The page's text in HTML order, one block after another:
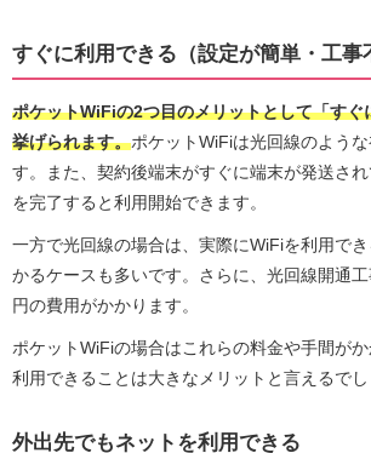
すぐに利用できる（設定が簡単・工事
ポケットWiFiの2つ目のメリットとして「すぐ
挙げられます。ポケットWiFiは光回線のよう
す。また、契約後端末がすぐに端末が発送さ
を完了すると利用開始できます。
一方で光回線の場合は、実際にWiFiを利用で
かるケースも多いです。さらに、光回線開通
円の費用がかかります。
ポケットWiFiの場合はこれらの料金や手間が
利用できることは大きなメリットと言えるでし
外出先でもネットを利用できる